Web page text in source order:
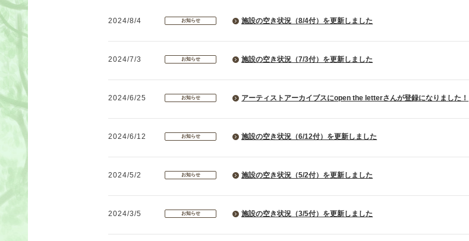
2024/8/4 お知らせ 施設の空き状況（8/4付）を更新しました
2024/7/3 お知らせ 施設の空き状況（7/3付）を更新しました
2024/6/25 お知らせ アーティストアーカイブスにopen the letterさんが登録になりました！
2024/6/12 お知らせ 施設の空き状況（6/12付）を更新しました
2024/5/2 お知らせ 施設の空き状況（5/2付）を更新しました
2024/3/5 お知らせ 施設の空き状況（3/5付）を更新しました